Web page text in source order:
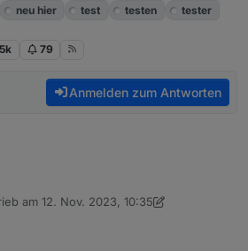
neu hier test testen
tester
79
Anmelden zum Antworten
am 12. Nov. 2023, 10:35
editiert von deta11. Dez. 2023, 12:09